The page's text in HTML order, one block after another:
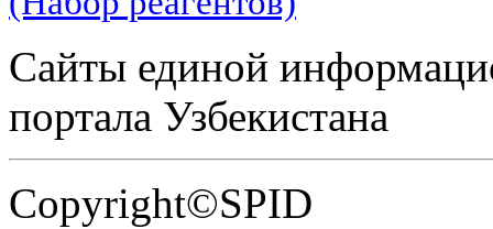
Сайты единой
портала Узбекистана
Copyright©SPID